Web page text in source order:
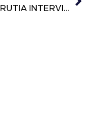
MANUEL URRUTIA INTERVIENE EN RADIO EUSKADI